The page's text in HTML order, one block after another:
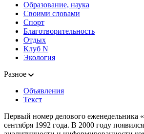
Образование, наука
Своими словами
Спорт
Благотворительность
Отдых
Клуб N
Экология
Разное
Объявления
Текст
Первый номер делового еженедельника
сентября 1992 года. В 2000 году